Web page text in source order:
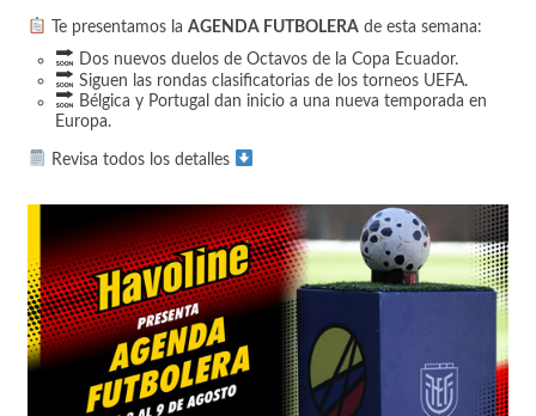
Te presentamos la AGENDA FUTBOLERAde esta semana:
Dos nuevos duelos de Octavos de la Copa Ecuador.
Siguen las rondas clasificatorias de los torneos UEFA.
Bélgica y Portugal dan inicio a una nueva temporada en
Europa.
Revisa todos los detalles